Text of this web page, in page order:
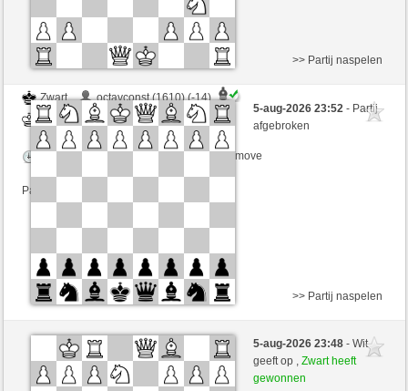
Zwart
octavconst (1610) (-14)
Wit
joske (1646) (+14)
Speelduur: 3 minutes/side + 0 seconds/move
Partij telt mee voor de ranglijst
>> Partij naspelen
5-aug-2026 23:52- Partij
afgebroken
Wit
Estephania (1468)
Zwart
joske (1646)
>> Partij naspelen
5-aug-2026 23:48- Wit
geeft op ,Zwart heeft
gewonnen